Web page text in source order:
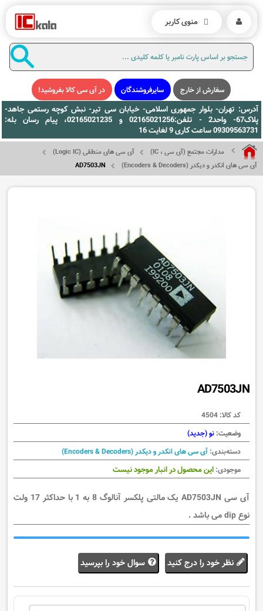
سفارش از خارج سایرفروشندگان در آی سی کالا بفروشید!
آدرس: تهران- بلوار جمهوری اسلامی- خیابان سی تیر- نبش کوچه رستمی جاهد-
پلاک67- واحد2 - تلفن:02165021256 و 02165021235، پیام رسان بله:
09309563731 ساعت کاری 9 لغایت 16
مدارات مجتمع (آی سی ، IC)
آی سی های منطقی (Logic IC)
آی سی های انکدر و دیکدر (Encoders & Decoders)
AD7503JN
AD7503JN
کد کالا: 4504
وضعیت: نو (جدید)
دسته‌بندی: آی سی های انکدر و دیکدر (Encoders & Decoders)
موجودی: این محصول در انبار موجود نیست
آی سی AD7503JN یک مالتی پلکسر آنالوگ 8 به 1 با حداکثر 17 ولت
نوع dip می باشد .
نظر خود را درج کنید سوال خود را بپرسید
منوی کاربر